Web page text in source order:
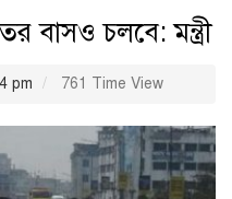
বাসও চলবে: মন্ত্রী
pm 761 Time View